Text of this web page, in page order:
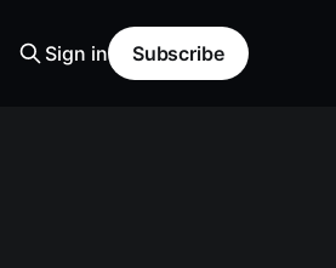
Sign in Subscribe